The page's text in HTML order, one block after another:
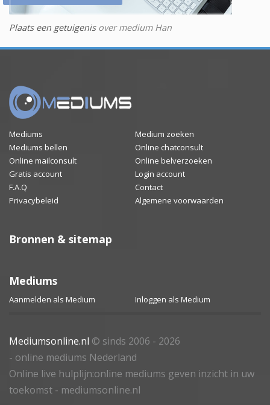
Plaats een getuigenisover medium Han
Mediums
Medium zoeken
Mediums bellen
Online chatconsult
Online mailconsult
Online belverzoeken
Gratis account
Login account
F.A.Q
Contact
Privacybeleid
Algemene voorwaarden
Bronnen & sitemap
Mediums
Aanmelden als Medium Inloggen als Medium
Mediumsonline.nl © sinds 2006 - 2026
- online mediums Nederland
Online live hulplijn:online mediums geven inzicht in uw
toekomst - mediumsonline.nl